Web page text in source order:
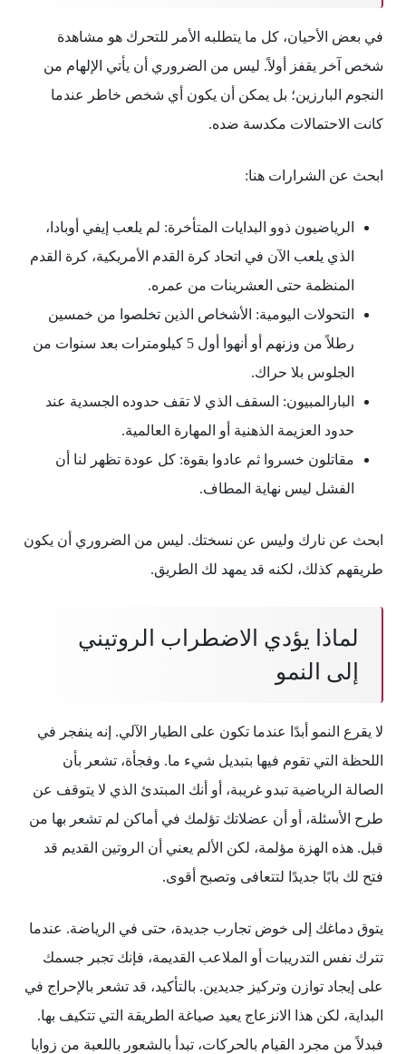
في بعض الأحيان، كل ما يتطلبه الأمر للتحرك هو مشاهدة
شخص آخر يقفز أولاً. ليس من الضروري أن يأتي الإلهام من
النجوم البارزين؛ بل يمكن أن يكون أي شخص خاطر عندما
كانت الاحتمالات مكدسة ضده.
ابحث عن الشرارات هنا:
الرياضيون ذوو البدايات المتأخرة: لم يلعب إيفي أوبادا،
الذي يلعب الآن في اتحاد كرة القدم الأمريكية، كرة القدم
المنظمة حتى العشرينات من عمره.
التحولات اليومية: الأشخاص الذين تخلصوا من خمسين
رطلاً من وزنهم أو أنهوا أول 5 كيلومترات بعد سنوات من
الجلوس بلا حراك.
البارالمبيون: السقف الذي لا تقف حدوده الجسدية عند
حدود العزيمة الذهنية أو المهارة العالمية.
مقاتلون خسروا ثم عادوا بقوة: كل عودة تظهر لنا أن
الفشل ليس نهاية المطاف.
ابحث عن نارك وليس عن نسختك. ليس من الضروري أن يكون
طريقهم كذلك، لكنه قد يمهد لك الطريق.
لماذا يؤدي الاضطراب الروتيني
إلى النمو
لا يقرع النمو أبدًا عندما تكون على الطيار الآلي. إنه ينفجر في
اللحظة التي تقوم فيها بتبديل شيء ما. وفجأة، تشعر بأن
الصالة الرياضية تبدو غريبة، أو أنك المبتدئ الذي لا يتوقف عن
طرح الأسئلة، أو أن عضلاتك تؤلمك في أماكن لم تشعر بها من
قبل. هذه الهزة مؤلمة، لكن الألم يعني أن الروتين القديم قد
فتح لك بابًا جديدًا لتتعافى وتصبح أقوى.
يتوق دماغك إلى خوض تجارب جديدة، حتى في الرياضة. عندما
تترك نفس التدريبات أو الملاعب القديمة، فإنك تجبر جسمك
على إيجاد توازن وتركيز جديدين. بالتأكيد، قد تشعر بالإحراج في
البداية، لكن هذا الانزعاج يعيد صياغة الطريقة التي تتكيف بها.
فبدلاً من مجرد القيام بالحركات، تبدأ بالشعور باللعبة من زوايا